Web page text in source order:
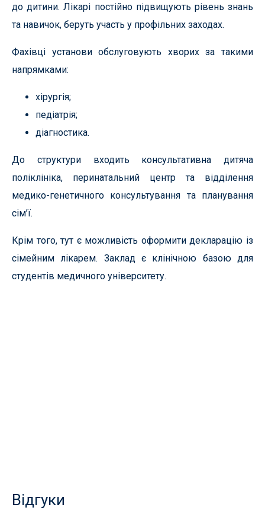
до дитини. Лікарі постійно підвищують рівень знань
та навичок, беруть участь у профільних заходах.
Фахівці установи обслуговують хворих за такими
напрямками:
хірургія;
педіатрія;
діагностика.
До структури входить консультативна дитяча
поліклініка, перинатальний центр та відділення
медико-генетичного консультування та планування
сім’ї.
Крім того, тут є можливість оформити декларацію із
сімейним лікарем. Заклад є клінічною базою для
студентів медичного університету.
Відгуки